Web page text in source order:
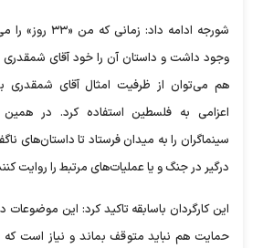
شورجه ادامه داد:
وجود داشت و داستان آن را خود آقای شمقدری
هم می‌توان از ظرفیت امثال آقای شمقدری
اعزامی به فلسطین استفاده کرد. در
سینماگران را به میدان فرستاد تا داستان‌های
درگیر در جنگ و یا عملیات‌های مرتبط را روایت
این کارگردان باسابقه تاکید کرد: این موضوعات
حمایت هم نباید متوقف بماند و نیاز است که